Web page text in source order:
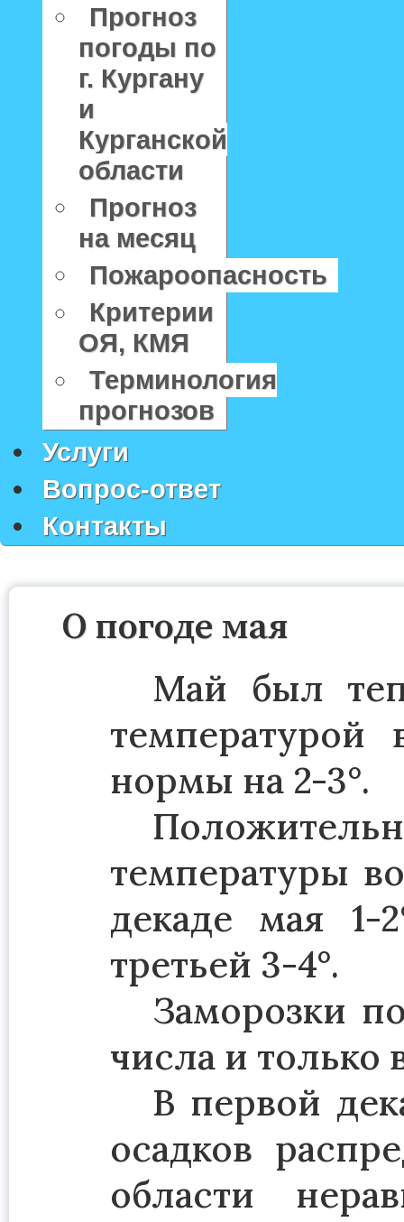
Прогноз
погоды по
г. Кургану
и
Курганской
области
Прогноз
на месяц
Пожароопасность
Критерии
ОЯ, КМЯ
Терминология
прогнозов
Услуги
Вопрос-ответ
Контакты
О погоде мая
Май был
температурой
нормы на 2-3°.
температуры
декаде мая 1-
третьей 3-4°.
Заморозки
числа и только
В первой
осадков
области